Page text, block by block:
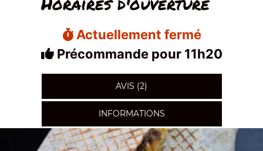
Actuellement fermé
Précommande pour 11h20
AVIS (2)
INFORMATIONS